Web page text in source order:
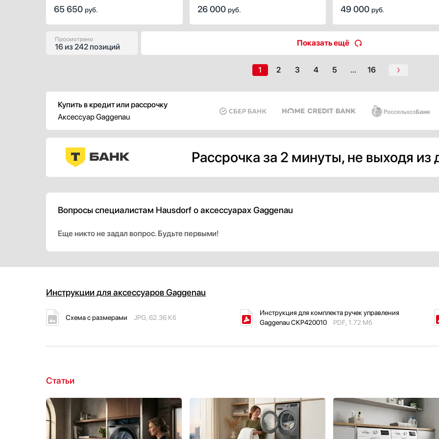
65 650 руб. 26 000 руб. 49 000 руб.
Просмотрено
16 из242 позиций Показать ещё
1 2 3 4 5 ... 16
Купить в кредит или рассрочку
Аксессуар Gaggenau
Рассрочка за 2 минуты, не выходя из
Вопросы специалистам Hausdorf о аксессуарах Gaggenau
Еще никто не задал вопрос. Будьте первыми!
Инструкции для аксессуаров Gaggenau
Схема с размерами JPG, 62.36 Кб
Инструкция для комплекта ручек управления
Gaggenau CKP420010
PDF, 1.72 Мб
Статьи